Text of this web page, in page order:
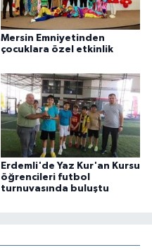
Mersin Emniyetinden
çocuklara özel etkinlik
Erdemli'de Yaz Kur'an Kursu
öğrencileri futbol
turnuvasında buluştu